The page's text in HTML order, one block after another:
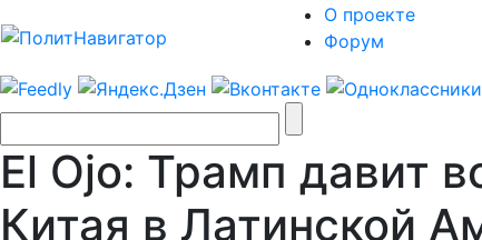
О проекте
Форум
El Ojo: Трамп давит
Китая в Латинской